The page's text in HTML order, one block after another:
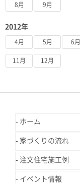
8月 9月
2012年
4月 5月 6月
11月 12月
ホーム
家づくりの流れ
注文住宅施工例
イベント情報